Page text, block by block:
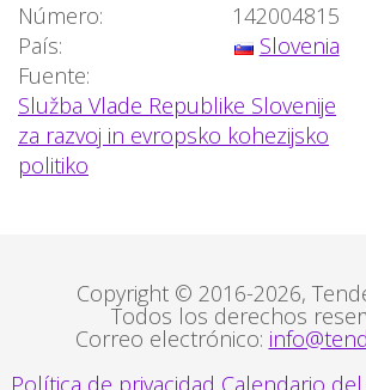
Número:
142004815
País:
Slovenia
Fuente:
Služba Vlade Republike Slovenije
za razvoj in evropsko kohezijsko
politiko
Copyright © 2016-2026,
Todos los derechos
Correo electrónico:
Política de privacidad Calendario